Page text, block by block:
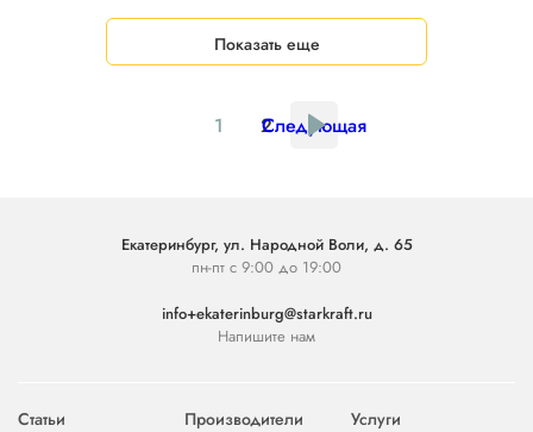
Показать еще
1 2
Следующая
Екатеринбург, ул. Народной Воли, д. 65
пн-пт с 9:00 до 19:00
info+ekaterinburg@starkraft.ru
Напишите нам
Статьи Производители Услуги